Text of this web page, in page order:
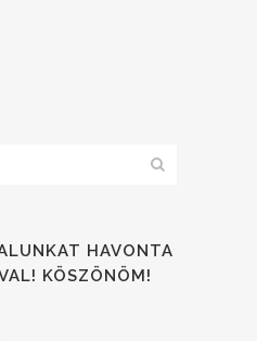
HAVONTA
KÖSZÖNÖM!